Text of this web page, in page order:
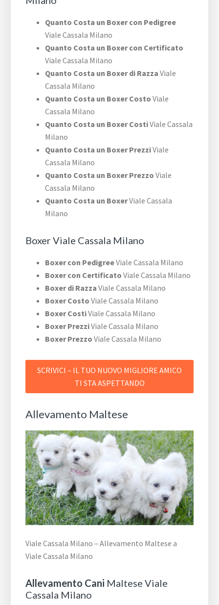
Quanto Costa un Boxer con Pedigree
Viale Cassala Milano
Quanto Costa un Boxer con Certificato
Viale Cassala Milano
Quanto Costa un Boxer di Razza Viale
Cassala Milano
Quanto Costa un Boxer Costo Viale
Cassala Milano
Quanto Costa un Boxer CostiViale Cassala
Milano
Quanto Costa un Boxer PrezziViale
Cassala Milano
Quanto Costa un Boxer Prezzo Viale
Cassala Milano
Quanto Costa un BoxerViale Cassala
Milano
Boxer Viale Cassala Milano
Boxer con PedigreeViale Cassala Milano
Boxer con Certificato Viale Cassala Milano
Boxer di Razza Viale Cassala Milano
Boxer Costo Viale Cassala Milano
Boxer CostiViale Cassala Milano
Boxer PrezziViale Cassala Milano
Boxer Prezzo Viale Cassala Milano
SCRIVICI – IL TUO NUOVO MIGLIORE AMICO
TI STA ASPETTANDO
Allevamento Maltese
Viale Cassala Milano – Allevamento Maltese a
Viale Cassala Milano
Allevamento Cani Maltese Viale
Cassala Milano